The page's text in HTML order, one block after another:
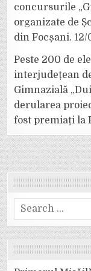
concursurile
organizate de
din Focșani.
Peste 200 de
interjudețean
Gimnazială
derularea
fost premiați la
Search
for: